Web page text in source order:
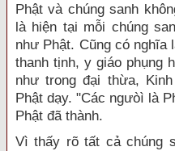
Phật và chúng sanh
là hiện tại mỗi chúng
như Phật. Cũng có nghĩa
thanh tịnh, y giáo phụng
như trong đại thừa,
Phật dạy. "Các ngưòì là
Phật đã thành.
Vì thấy rõ tất cả chúng